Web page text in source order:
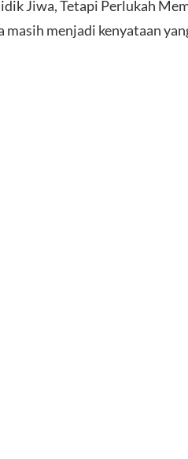
Jiwa, Tetapi Perlukah
masih menjadi kenyataan